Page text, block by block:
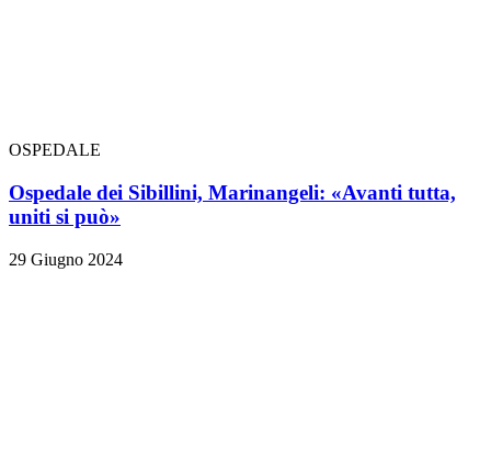
OSPEDALE
Ospedale dei Sibillini, Marinangeli: «Avanti tutta,
uniti si può»
29 Giugno 2024